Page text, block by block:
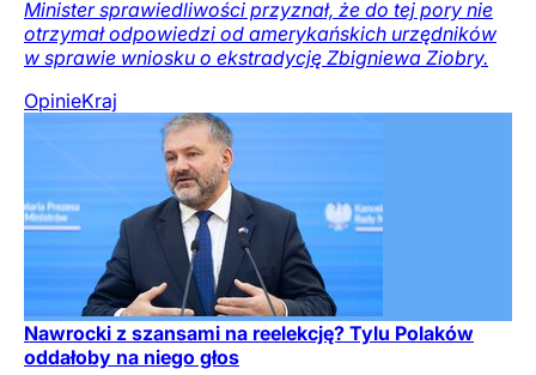
Minister sprawiedliwości przyznał, że do tej pory nie
otrzymał odpowiedzi od amerykańskich urzędników
w sprawie wniosku o ekstradycję Zbigniewa Ziobry.
OpinieKraj
Nawrocki z szansami na reelekcję? Tylu Polaków
oddałoby na niego głos